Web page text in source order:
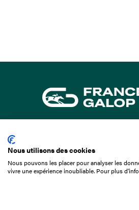
01 49 10 20 29
Nous utilisons des cookies
Nous pouvons les placer pour analyser les
vivre une expérience inoubliable. Pour plus